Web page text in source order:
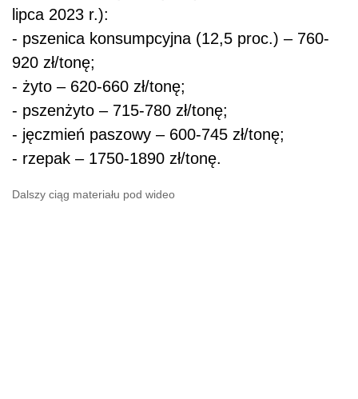
lipca 2023 r.):
- pszenica konsumpcyjna (12,5 proc.) – 760-
920 zł/tonę;
- żyto – 620-660 zł/tonę;
- pszenżyto – 715-780 zł/tonę;
- jęczmień paszowy – 600-745 zł/tonę;
- rzepak – 1750-1890 zł/tonę.
Dalszy ciąg materiału pod wideo